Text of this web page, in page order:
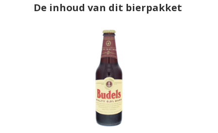
De inhoud van dit bierpakket